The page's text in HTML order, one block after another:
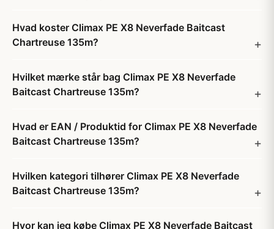
Hvad koster Climax PE X8 Neverfade Baitcast
Chartreuse 135m?
Hvilket mærke står bag Climax PE X8 Neverfade
Baitcast Chartreuse 135m?
Hvad er EAN / Produktid for Climax PE X8 Neverfade
Baitcast Chartreuse 135m?
Hvilken kategori tilhører Climax PE X8 Neverfade
Baitcast Chartreuse 135m?
Hvor kan jeg købe Climax PE X8 Neverfade Baitcast